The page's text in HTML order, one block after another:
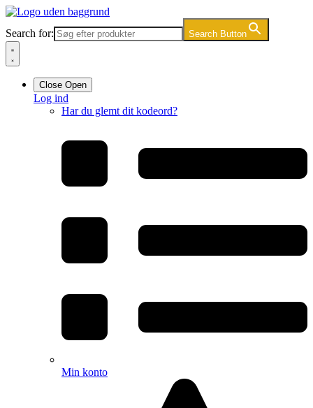
Videre
indhold
Search for: Search Button
Close Open
Log ind
Har du glemt dit kodeord?
Min konto